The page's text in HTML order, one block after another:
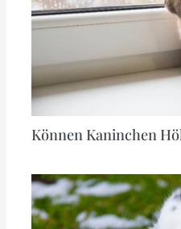
Können Kaninchen